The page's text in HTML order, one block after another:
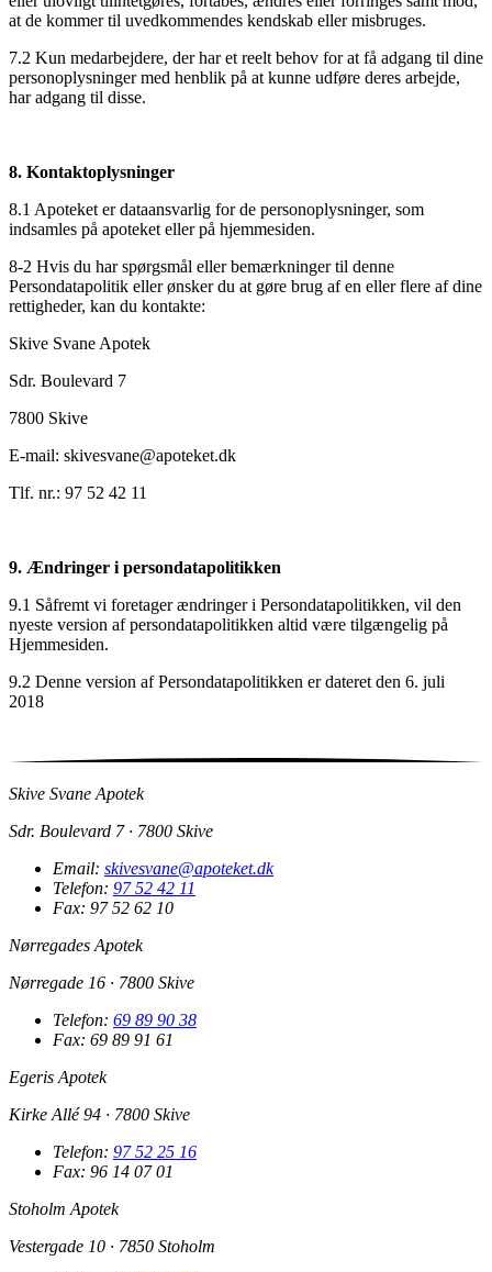
at de kommer til uvedkommendes kendskab eller misbruges.
7.2 Kun medarbejdere, der har et reelt behov for at få adgang til dine
personoplysninger med henblik på at kunne udføre deres arbejde,
har adgang til disse.
8. Kontaktoplysninger
8.1 Apoteket er dataansvarlig for de personoplysninger, som
indsamles på apoteket eller på hjemmesiden.
8-2 Hvis du har spørgsmål eller bemærkninger til denne
Persondatapolitik eller ønsker du at gøre brug af en eller flere af dine
rettigheder, kan du kontakte:
Skive Svane Apotek
Sdr. Boulevard 7
7800 Skive
E-mail: skivesvane@apoteket.dk
Tlf. nr.: 97 52 42 11
9. Ændringer i persondatapolitikken
9.1 Såfremt vi foretager ændringer i Persondatapolitikken, vil den
nyeste version af persondatapolitikken altid være tilgængelig på
Hjemmesiden.
9.2 Denne version af Persondatapolitikken er dateret den 6. juli
2018
Skive Svane Apotek
Sdr. Boulevard 7 · 7800 Skive
Email: skivesvane@apoteket.dk
Telefon: 97 52 42 11
Fax: 97 52 62 10
Nørregades Apotek
Nørregade 16 · 7800 Skive
Telefon: 69 89 90 38
Fax: 69 89 91 61
Egeris Apotek
Kirke Allé 94 · 7800 Skive
Telefon: 97 52 25 16
Fax: 96 14 07 01
Stoholm Apotek
Vestergade 10 · 7850 Stoholm